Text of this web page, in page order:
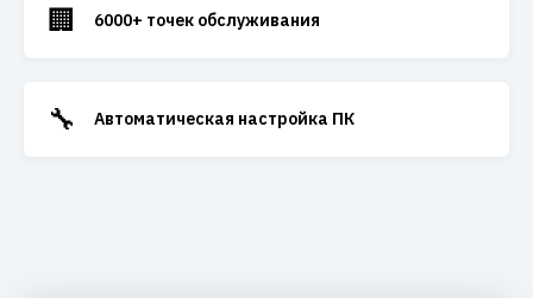
🏢 6000+ точек обслуживания
🔧 Автоматическая настройка ПК